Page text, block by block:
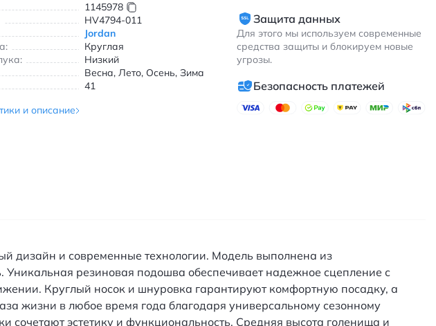
1145978
HV4794-011
Jordan
Круглая
Низкий
Весна, Лето, Осень, Зима
41
и описание
Защита данных
Для этого мы используем современные
средства защиты и блокируем новые
угрозы.
Безопасность платежей
дизайн и современные технологии. Модель выполнена из
Уникальная резиновая подошва обеспечивает надежное сцепление с
Круглый носок и шнуровка гарантируют комфортную посадку, а
жизни в любое время года благодаря универсальному сезонному
сочетают эстетику и функциональность. Средняя высота голенища и